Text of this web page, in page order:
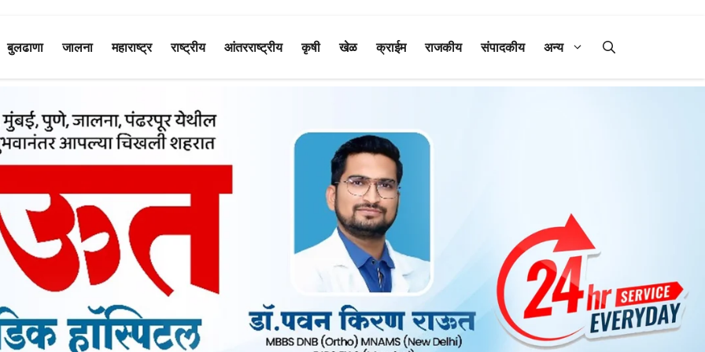
बुलढाणा जालना महाराष्ट्र राष्ट्रीय आंतरराष्ट्रीय कृषी खेळ क्राईम राजकीय संपादकीय अन्य